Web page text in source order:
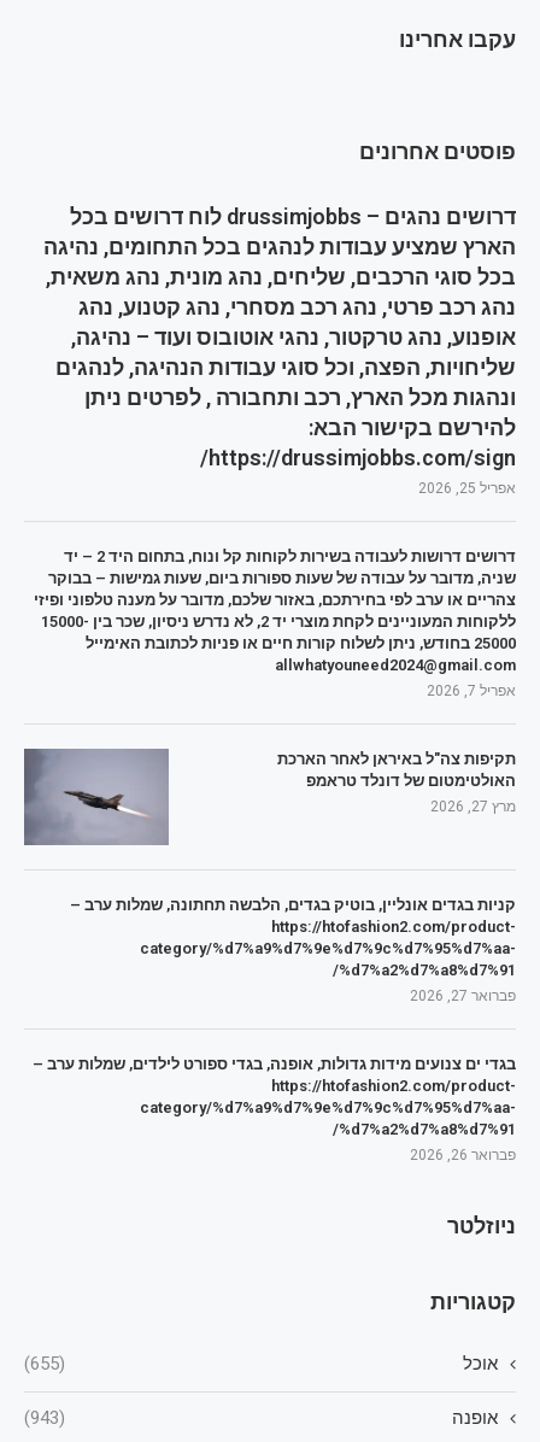
עקבו אחרינו
פוסטים אחרונים
דרושים נהגים – drussimjobbs לוח דרושים בכל
הארץ שמציע עבודות לנהגים בכל התחומים, נהיגה
בכל סוגי הרכבים, שליחים, נהג מונית, נהג משאית,
נהג רכב פרטי, נהג רכב מסחרי, נהג קטנוע, נהג
אופנוע, נהג טרקטור, נהגי אוטובוס ועוד – נהיגה,
שליחויות, הפצה, וכל סוגי עבודות הנהיגה, לנהגים
ונהגות מכל הארץ, רכב ותחבורה , לפרטים ניתן
להירשם בקישור הבא:
https://drussimjobbs.com/sign/
אפריל 25, 2026
דרושים דרושות לעבודה בשירות לקוחות קל ונוח, בתחום היד 2 – יד
שניה, מדובר על עבודה של שעות ספורות ביום, שעות גמישות – בבוקר
צהריים או ערב לפי בחירתכם, באזור שלכם, מדובר על מענה טלפוני ופיזי
ללקוחות המעוניינים לקחת מוצרי יד 2, לא נדרש ניסיון, שכר בין 15000-
25000 בחודש, ניתן לשלוח קורות חיים או פניות לכתובת האימייל
allwhatyouneed2024@gmail.com
אפריל 7, 2026
תקיפות צה"ל באיראן לאחר הארכת
האולטימטום של דונלד טראמפ
מרץ 27, 2026
קניות בגדים אונליין, בוטיק בגדים, הלבשה תחתונה, שמלות ערב –
https://htofashion2.com/product-
category/%d7%a9%d7%9e%d7%9c%d7%95%d7%aa-
%d7%a2%d7%a8%d7%91/
פברואר 27, 2026
בגדי ים צנועים מידות גדולות, אופנה, בגדי ספורט לילדים, שמלות ערב –
https://htofashion2.com/product-
category/%d7%a9%d7%9e%d7%9c%d7%95%d7%aa-
%d7%a2%d7%a8%d7%91/
פברואר 26, 2026
ניוזלטר
קטגוריות
אוכל (655)
אופנה (943)